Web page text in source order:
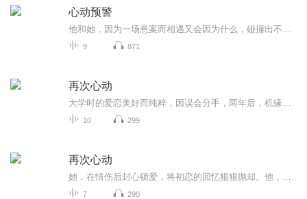
心动预警
9 871
再次心动
10 299
再次心动
7 290